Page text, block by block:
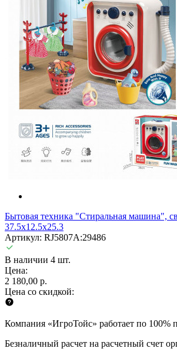
Бытовая техника "Стиральная машина",
37.5x12.5x25.3
Артикул: RJ5807A:29486
В наличии 4 шт.
Цена:
2 180,00 р.
Цена со скидкой:
Компания «ИгроТойс» работает по 100%
Безналичный расчет на расчетный счет